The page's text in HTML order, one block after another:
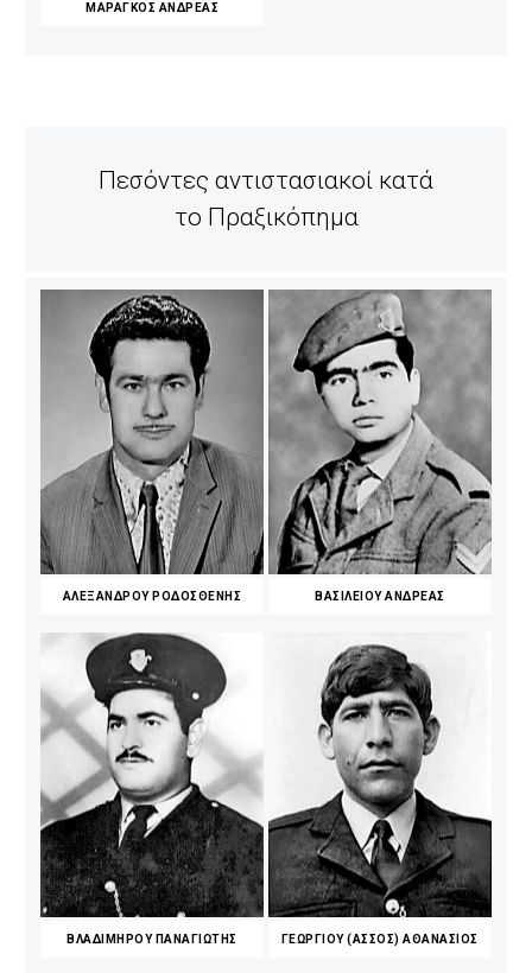
ΜΑΡΑΓΚΟΣ ΑΝΔΡΕΑΣ
Πεσόντες αντιστασιακοί κατά
το Πραξικόπημα
ΑΛΕΞΑΝΔΡΟΥ ΡΟΔΟΣΘΕΝΗΣ ΒΑΣΙΛΕΙΟΥ ΑΝΔΡΕΑΣ
ΒΛΑΔΙΜΗΡΟΥ ΠΑΝΑΓΙΩΤΗΣ ΓΕΩΡΓΙΟΥ (ΑΣΣΟΣ) ΑΘΑΝΑΣΙΟΣ